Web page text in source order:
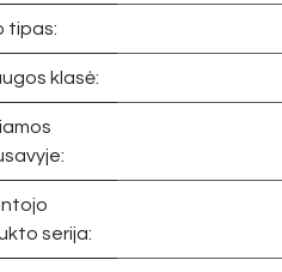
tipas:
klasė:
serija: